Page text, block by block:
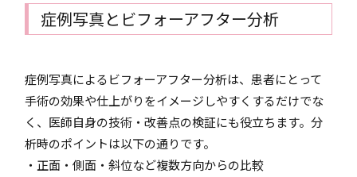
症例写真とビフォーアフター分析
症例写真によるビフォーアフター分析は、患者にとって
手術の効果や仕上がりをイメージしやすくするだけでな
く、医師自身の技術・改善点の検証にも役立ちます。分
析時のポイントは以下の通りです。
・正面・側面・斜位など複数方向からの比較